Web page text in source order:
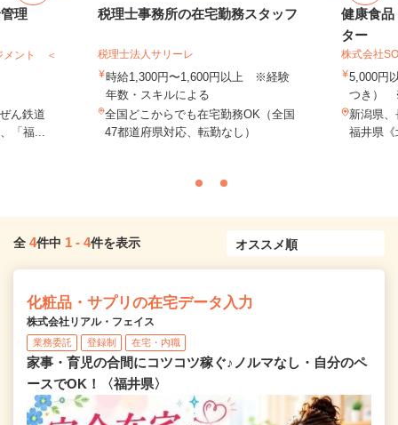
理
メント ＜
ん鉄道
「福...
税理士事務所の在宅勤務スタッフ
税理士法人サリーレ
時給1,300円〜1,600円以上 ※経験
年数・スキルによる
全国どこからでも在宅勤務OK（全国
47都道府県対応、転勤なし）
健康食品
ター
株式会社
5,000円
つき）
新潟県
福井県
全 4件中 1 - 4件を表示
化粧品・サプリの在宅データ入力
株式会社リアル・フェイス
業務委託 登録制 在宅・内職
家事・育児の合間にコツコツ稼ぐ♪ノルマなし・自分のペ
ースでOK！〈福井県〉